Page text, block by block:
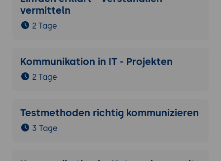
vermitteln
2 Tage
Kommunikation in IT - Projekten
2 Tage
Testmethoden richtig kommunizieren
3 Tage